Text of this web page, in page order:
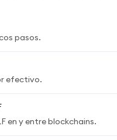
pasos.
efectivo.
en y entre blockchains.